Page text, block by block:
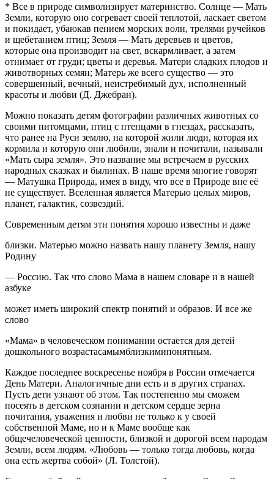
* Все в природе символизирует материнство. Солнце — Мать
Земли, которую оно согревает своей теплотой, ласкает светом
и покидает, убаюкав пением морских волн, трелями ручейков
и щебетанием птиц; Земля — Мать деревьев и цветов,
которые она производит на свет, вскармливает, а затем
отнимает от груди; цветы и деревья. Матери сладких плодов и
животворных семян; Матерь же всего существо — это
совершенный, вечный, неистребимый дух, исполненный
красоты и любви (Д. Джебран).
Можно показать детям фотографии различных животных со
своими питомцами, птиц с птенцами в гнездах, рассказать,
что ранее на Руси землю, на которой жили люди, которая их
кормила и которую они любили, знали и почитали, называли
«Мать сыра земля». Это название мы встречаем в русских
народных сказках и былинах. В наше время многие говорят
— Матушка Природа, имея в виду, что все в Природе вне её
не существует. Вселенная является Матерью целых миров,
планет, галактик, созвездий.
Современным детям эти понятия хорошо известны и даже
близки. Матерью можно назвать нашу планету Земля, нашу
Родину
— Россию. Так что слово Мама в нашем словаре и в нашей
азбуке
может иметь широкий спектр понятий и образов. И все же
слово
«Мама» в человеческом понимании остается для детей
дошкольного возрастасамымблизкимипонятным.
Каждое последнее воскресенье ноября в России отмечается
День Матери. Аналогичные дни есть и в других странах.
Пусть дети узнают об этом. Так постепенно мы сможем
посеять в детском сознании и детском сердце зерна
почитания, уважения и любви не только к у своей
собственной Маме, но и к Маме вообще как
общечеловеческой ценности, близкой и дорогой всем народам
Земли, всем людям. «Любовь — только тогда любовь, когда
она есть жертва собой» (Л. Толстой).